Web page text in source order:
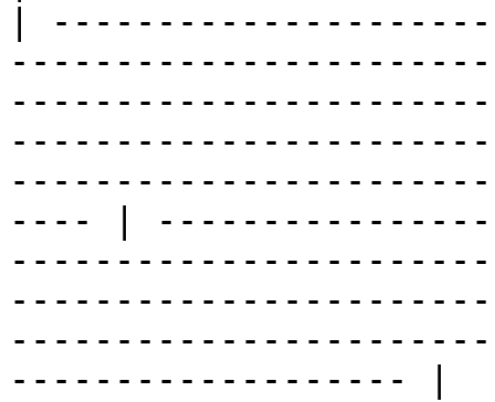
|
---- |
------------------- |